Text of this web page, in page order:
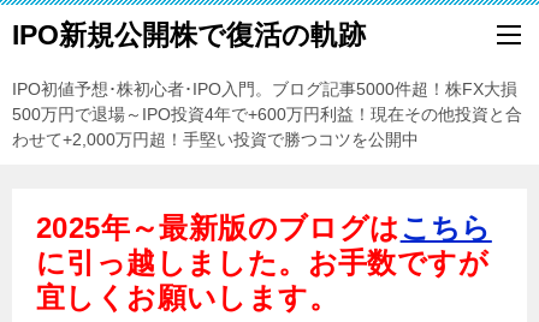
IPO新規公開株で復活の軌跡
IPO初値予想･株初心者･IPO入門。ブログ記事5000件超！株FX大損
500万円で退場～IPO投資4年で+600万円利益！現在その他投資と合
わせて+2,000万円超！手堅い投資で勝つコツを公開中
2025年～最新版のブログはこちら
に引っ越しました。お手数ですが
宜しくお願いします。